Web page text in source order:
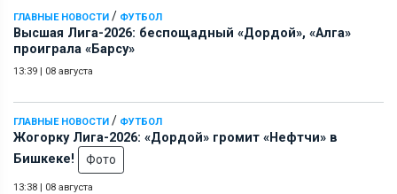
ГЛАВНЫЕ НОВОСТИ / ФУТБОЛ
Высшая Лига-2026: беспощадный «Дордой», «Алга»
проиграла «Барсу»
13:39 | 08 августа
ГЛАВНЫЕ НОВОСТИ / ФУТБОЛ
Жогорку Лига-2026: «Дордой» громит «Нефтчи» в
Бишкеке!
Фото
13:38 | 08 августа